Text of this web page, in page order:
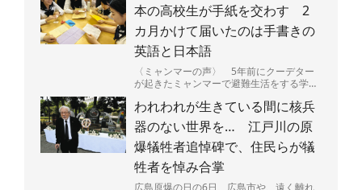
本の高校生が手紙を交わす 2
カ月かけて届いたのは手書きの
英語と日本語
〈ミャンマーの声〉 5年前にクーデター
が起きたミャンマーで避難生活をする学生
ている。内戦が続くミ...
われわれが生きている間に核兵
器のない世界を… 江戸川の原
爆犠牲者追悼碑で、住民らが犠
牲者を悼み合掌
広島原爆の日の6日、広島市や、遠く離れ